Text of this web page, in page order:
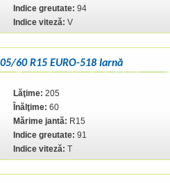
Indice greutate: 94
Indice viteză: V
60 R15 EURO-518 Iarnă
Lăţime: 205
Înălţime: 60
Mărime jantă: R15
Indice greutate: 91
Indice viteză: T